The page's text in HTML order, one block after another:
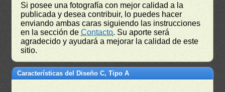
Si posee una fotografía con mejor calidad a la
publicada y desea contribuir, lo puedes hacer
enviando ambas caras siguiendo las instrucciones
en la sección deContacto. Su aporte será
agradecido y ayudará a mejorar la calidad de este
sitio.
Características del Diseño C, Tipo A